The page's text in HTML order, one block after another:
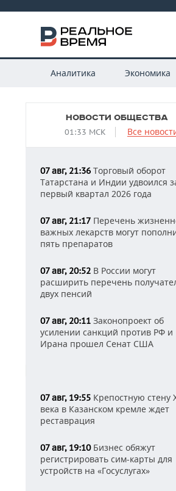
Аналитика Экономика
НОВОСТИ ОБЩЕСТВА
01:33 МСК Все
07 авг, 21:36 Торговый оборот
Татарстана и Индии удвоился
первый квартал 2026 года
07 авг, 21:17 Перечень
важных лекарств могут
пять препаратов
07 авг, 20:52 В России могут
расширить перечень
двух пенсий
07 авг, 20:11 Законопроект об
усилении санкций против РФ и
Ирана прошел Сенат США
07 авг, 19:55 Крепостную стену
века в Казанском кремле ждет
реставрация
07 авг, 19:10Бизнес обяжут
регистрировать сим-карты для
устройств на «Госуслугах»